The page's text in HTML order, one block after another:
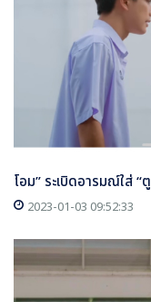
โอม” ระเบิดอารมณ์ใส่ “
2023-01-03 09:52:33